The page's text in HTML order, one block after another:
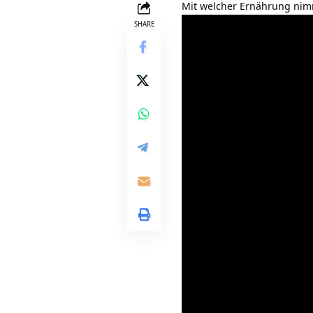
SHARE
Mit welcher Ernährung